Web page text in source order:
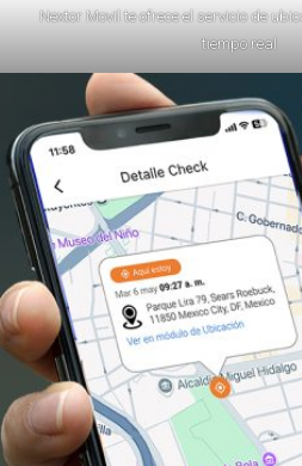
Nextor Movil te ofrece el servicio de
tiempo real